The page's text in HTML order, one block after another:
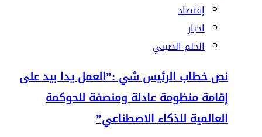
إقتصاد
اخبار
الحلم الصيني
نص خطاب الرئيس شي :”العمل يدا بيد على
إقامة منظومة عادلة ومنصفة للحوكمة
العالمية للذكاء الاصطناعي”